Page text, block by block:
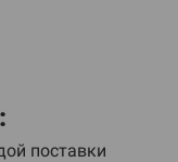
поставки